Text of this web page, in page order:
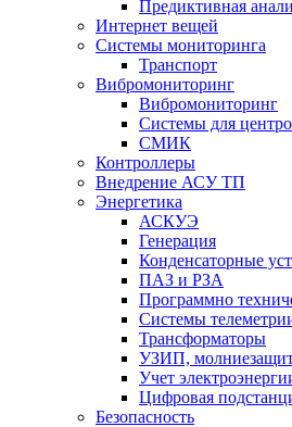
Предиктивная
Интернет вещей
Системы мониторинга
Транспорт
Вибромониторинг
Вибромониторинг
Системы для
СМИК
Контроллеры
Внедрение АСУ ТП
Энергетика
АСКУЭ
Генерация
Конденсаторные
ПАЗ и РЗА
Программно
Системы
Трансформаторы
УЗИП,
Учет
Цифровая
Безопасность